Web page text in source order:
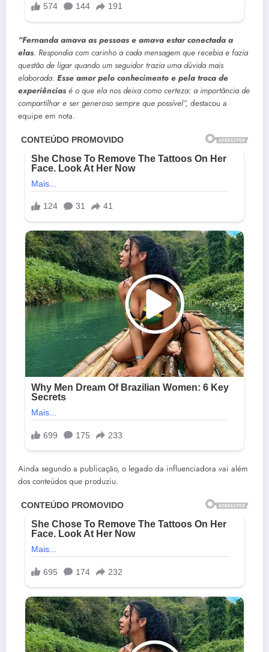
“Fernanda amava as pessoas e amava estar conectada a
elas. Respondia com carinho a cada mensagem que recebia e fazia
questão de ligar quando um seguidor trazia uma dúvida mais
elaborada. Esse amor pelo conhecimento e pela troca de
experiências é o que ela nos deixa como certeza: a importância de
compartilhar e ser generoso sempre que possível”, destacou a
equipe em nota.
Ainda segundo a publicação, o legado da influenciadora vai além
dos conteúdos que produziu.